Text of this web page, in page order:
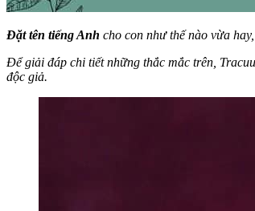
Đặt tên tiếng Anh cho con như thế nào vừa
Để giải đáp chi tiết những thắc mắc trên,
độc giả.